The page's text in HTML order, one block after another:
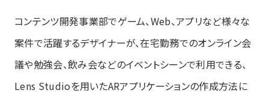
コンテンツ開発事業部でゲーム、Web、アプリなど様々な
案件で活躍するデザイナーが、在宅勤務でのオンライン会
議や勉強会、飲み会などのイベントシーンで利用できる、
Lens Studioを用いたARアプリケーションの作成方法に